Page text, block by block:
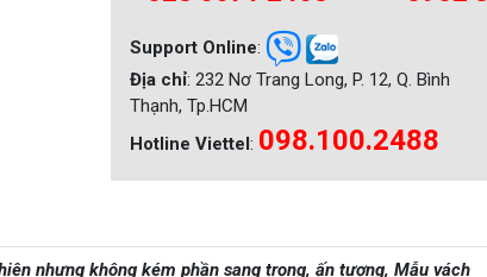
Support Online:
Địa chỉ: 232 Nơ Trang Long, P. 12, Q. Bình
Thạnh, Tp.HCM
Hotline Viettel: 098.100.2488
nhưng không kém phần sang trọng, ấn tượng, Mẫu vách